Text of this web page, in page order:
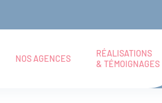
NOS AGENCES
RÉALISATIONS
& TÉMOIGNAGES